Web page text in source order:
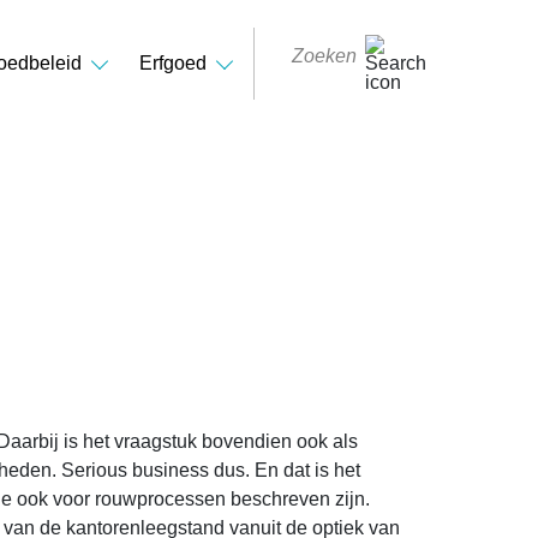
Erfgoed
is het vraagstuk bovendien ook als
Serious business dus. En dat is het
ook voor rouwprocessen beschreven zijn.
de kantorenleegstand vanuit de optiek van